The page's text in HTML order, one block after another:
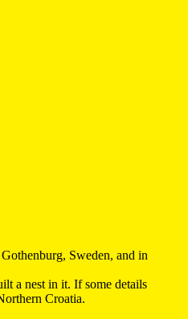
Sweden, and in
a nest in it. If some details
Croatia.